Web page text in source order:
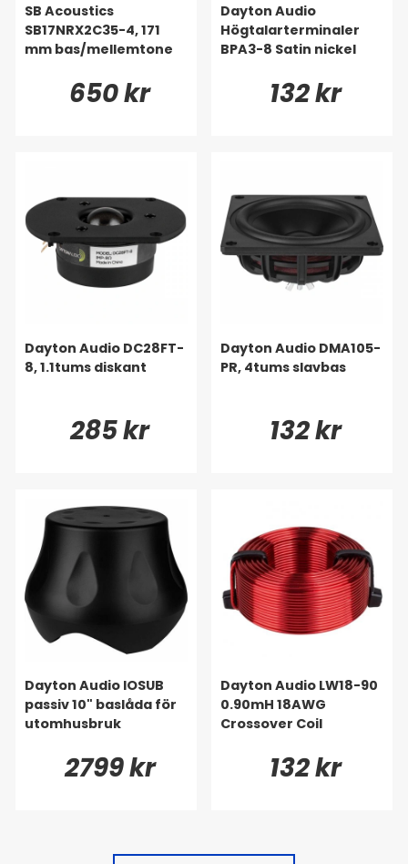
SB Acoustics
SB17NRX2C35-4, 171
mm bas/mellemtone
650 kr
baslåden. Tykkere
kabler fastgøres med
ringklemmer.
Favoritten!
Dayton Audio
Högtalarterminaler
BPA3-8 Satin nickel
132 kr
Dayton Audio DC28FT-
8, 1.1tums diskant
285 kr
Dayton Audio DMA105-
PR, 4tums slavbas
132 kr
Dayton Audio IOSUB
passiv 10" baslåda för
utomhusbruk
2799 kr
Dayton Audio LW18-90
0.90mH 18AWG
Crossover Coil
132 kr